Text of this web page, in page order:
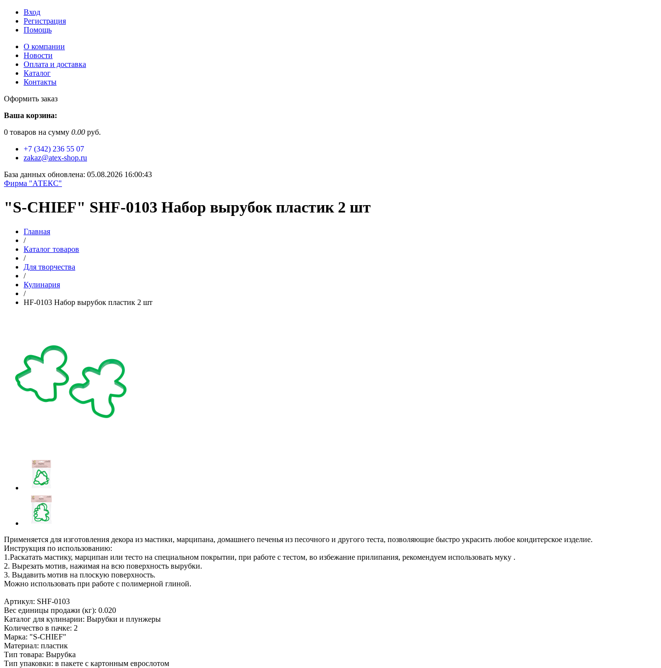
Вход
Регистрация
Помощь
О компании
Новости
Оплата и доставка
Каталог
Контакты
Оформить заказ
Ваша корзина:
0 товаров на сумму 0.00 руб.
+7 (342) 236 55 07
zakaz@atex-shop.ru
База данных обновлена: 05.08.2026 16:00:43
Фирма "АТЕКС"
"S-CHIEF" SHF-0103 Набор вырубок пластик 2 шт
Главная
/
Каталог товаров
/
Для творчества
/
Кулинария
/
HF-0103 Набор вырубок пластик 2 шт
Применяется для изготовления декора из мастики, марципана, домашнего печенья из песочного и другого теста, позволяющие быстро украсить любое кондитерское изделие.
Инструкция по использованию:
1.Раскатать мастику, марципан или тесто на специальном покрытии, при работе с тестом, во избежание прилипания, рекомендуем использовать муку .
2. Вырезать мотив, нажимая на всю поверхность вырубки.
3. Выдавить мотив на плоскую поверхность.
Можно использовать при работе с полимерной глиной.
Артикул: SHF-0103
Вес единицы продажи (кг): 0.020
Каталог для кулинарии: Вырубки и плунжеры
Количество в пачке: 2
Марка: "S-CHIEF"
Материал: пластик
Тип товара: Вырубка
Тип упаковки: в пакете с картонным еврослотом